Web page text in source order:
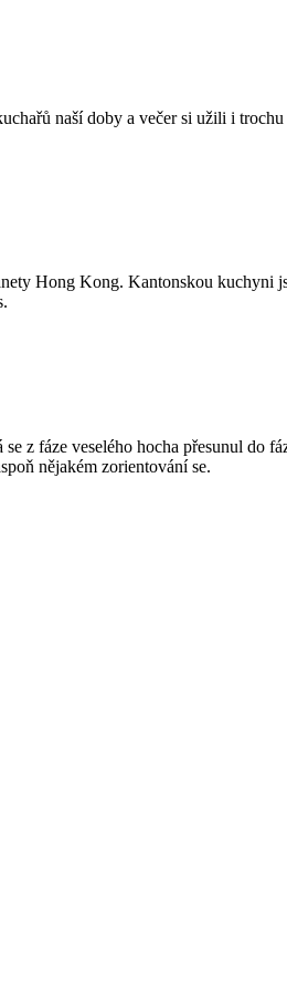
naší doby a večer si užili i
Hong Kong. Kantonskou kuchyni
z fáze veselého hocha přesunul do
nějakém zorientování se.